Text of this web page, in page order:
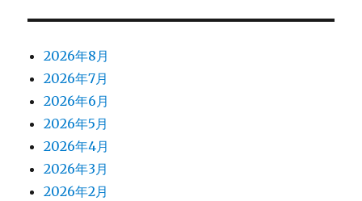
2026年8月
2026年7月
2026年6月
2026年5月
2026年4月
2026年3月
2026年2月